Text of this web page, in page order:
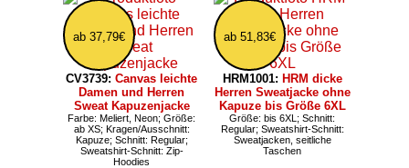
ab 37,79€
CV3739: Canvas leichte
Damen und Herren
Sweat Kapuzenjacke
Farbe: Meliert, Neon; Größe:
ab XS; Kragen/Ausschnitt:
Kapuze; Schnitt: Regular;
Sweatshirt-Schnitt: Zip-
Hoodies
ab 51,83€
HRM1001: HRM dicke
Herren Sweatjacke ohne
Kapuze bis Größe 6XL
Größe: bis 6XL; Schnitt:
Regular; Sweatshirt-Schnitt:
Sweatjacken, seitliche
Taschen